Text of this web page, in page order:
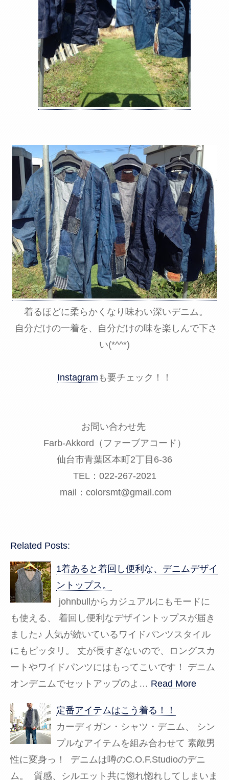
着るほどに柔らかくなり味わい深いデニム。
自分だけの一着を、自分だけの味を楽しんで下さ
い(*^^*)
Instagram も要チェック！！
お問い合わせ先
Farb-Akkord（ファーブアコード）
仙台市青葉区本町2丁目6-36
TEL：022-267-2021
mail：colorsmt@gmail.com
Related Posts:
1着あると着回し便利な、デニムデザイ
ントップス。
johnbullからカジュアルにもモードに
も使える、 着回し便利なデザイントップスが届き
ました♪ 人気が続いているワイドパンツスタイル
にもピッタリ。 丈が長すぎないので、ロングスカ
ートやワイドパンツにはもってこいです！ デニム
オンデニムでセットアップのよ… Read More
定番アイテムはこう着る！！
カーディガン・シャツ・デニム、 シン
プルなアイテムを組み合わせて 素敵男
性に変身っ！ デニムは噂のC.O.F.Studioのデニ
ム。 質感、シルエット共に惚れ惚れしてしまいま